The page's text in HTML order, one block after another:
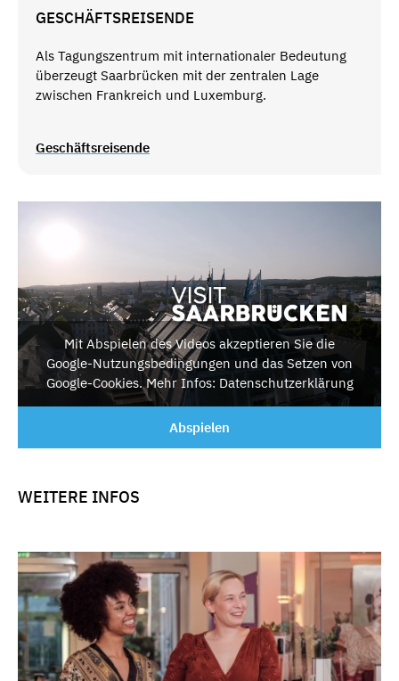
GESCHÄFTSREISENDE
Als Tagungszentrum mit internationaler Bedeutung
überzeugt Saarbrücken mit der zentralen Lage
zwischen Frankreich und Luxemburg.
Geschäftsreisende
Mit Abspielen des Videos akzeptieren Sie die
Google-Nutzungsbedingungen und das Setzen von
Google-Cookies. Mehr Infos: Datenschutzerklärung
Abspielen
WEITERE INFOS